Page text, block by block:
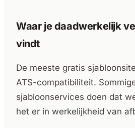
Waar je daadwerkelijk
vindt
De meeste gratis
ATS-compatibiliteit.
sjabloonservices doen dat
het er in werkelijkheid van